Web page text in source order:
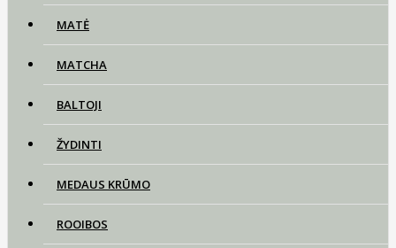
MATĖ
MATCHA
BALTOJI
ŽYDINTI
MEDAUS KRŪMO
ROOIBOS